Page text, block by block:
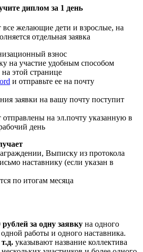
диплом за 1 день
все желающие дети и взрослые, на
отдельная заявка
взнос
на участие удобным способом
этой странице
и отправьте ее на почту
заявки на вашу почту поступит
на эл.почту указанную в
день
Выписку из протокола
наставнику (если указан в
по итогам месяца
за одну заявку на одного
работы и одного наставника.
указывают название коллектива